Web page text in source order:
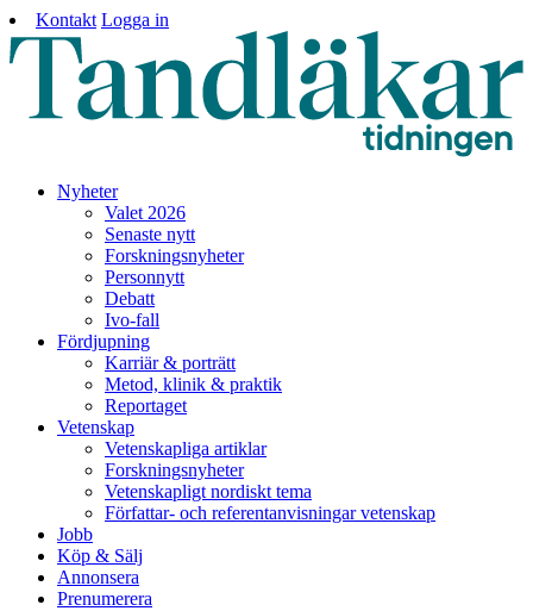
Kontakt Logga in
Nyheter
Valet 2026
Senaste nytt
Forskningsnyheter
Personnytt
Debatt
Ivo-fall
Fördjupning
Karriär & porträtt
Metod, klinik & praktik
Reportaget
Vetenskap
Vetenskapliga artiklar
Forskningsnyheter
Vetenskapligt nordiskt tema
Författar- och referentanvisningar vetenskap
Jobb
Köp & Sälj
Annonsera
Prenumerera